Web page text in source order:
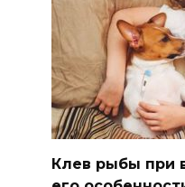
Клев рыбы при